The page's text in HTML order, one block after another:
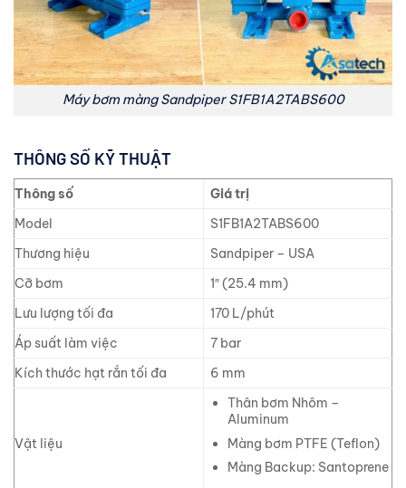
Máy bơm màng Sandpiper S1FB1A2TABS600
THÔNG SỐ KỸ THUẬT
Thông số
Giá trị
Model
S1FB1A2TABS600
Thương hiệu
Sandpiper – USA
Cỡ bơm
1″ (25.4 mm)
Lưu lượng tối đa
170 L/phút
Áp suất làm việc
7 bar
Kích thước hạt rắn tối đa
6 mm
Vật liệu
Thân bơm Nhôm –
Aluminum
Màng bơm PTFE (Teflon)
Màng Backup: Santoprene